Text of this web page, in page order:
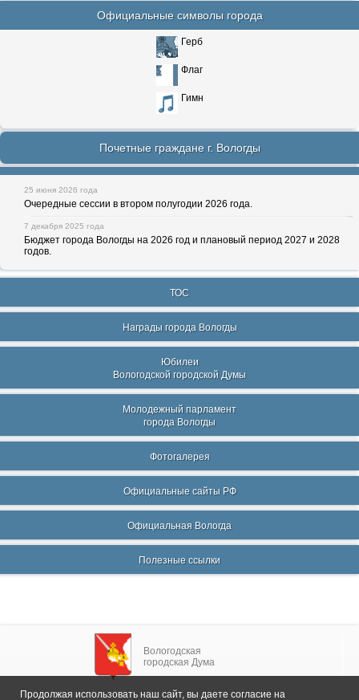
Официальные символы города
Герб
Флаг
Гимн
Почетные граждане г. Вологды
25 июня 2026 года
Очередные сессии в втором полугодии 2026 года.
7 декабря 2025 года
Бюджет города Вологды на 2026 год и плановый период 2027 и 2028
годов.
ТОС
Награды города Вологды
Юбилеи
Вологодской городской Думы
Молодежный парламент
города Вологды
Фотогалерея
Официальные сайты РФ
Официальная Вологда
Полезные ссылки
Вологодская
городская Дума
Продолжая использовать наш сайт, вы даете согласие на